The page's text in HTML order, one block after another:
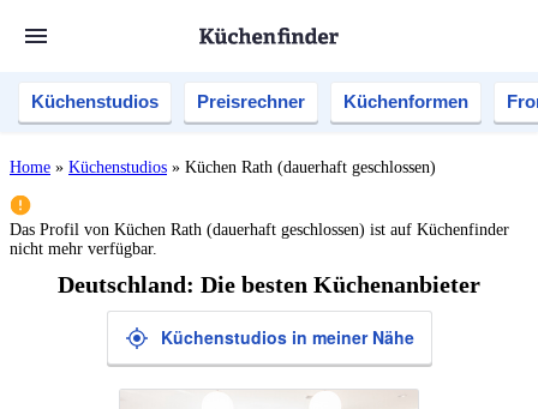
Küchenstudios Preisrechner Küchenformen
Home » Küchenstudios » Küchen Rath (dauerhaft geschlossen)
Das Profil von Küchen Rath (dauerhaft geschlossen) ist auf Küchenfinder
nicht mehr verfügbar.
Deutschland: Die besten Küchenanbieter
Küchenstudios in meiner Nähe